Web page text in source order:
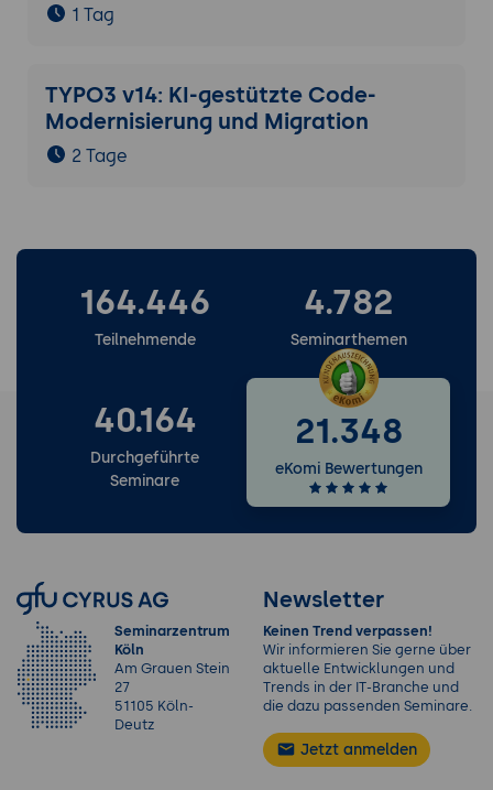
1 Tag
TYPO3 v14: KI-gestützte Code-
Modernisierung und Migration
2 Tage
164.446
Teilnehmende
4.782
Seminarthemen
40.164
Durchgeführte
Seminare
21.348
eKomi Bewertungen
Seminarzentrum
Köln
Am Grauen Stein
27
51105 Köln-
Deutz
Newsletter
Keinen Trend verpassen!
Wir informieren Sie gerne über
aktuelle Entwicklungen und
Trends in der IT-Branche und
die dazu passenden Seminare.
Jetzt anmelden